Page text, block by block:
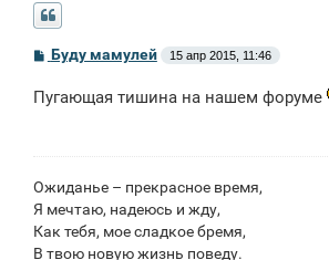
С
б
Буду мамулей 15 апр 2015, 11:46
Пугающая тишина на нашем форуме
Ожиданье – прекрасное время,
Я мечтаю, надеюсь и жду,
Как тебя, мое сладкое бремя,
В твою новую жизнь поведу.